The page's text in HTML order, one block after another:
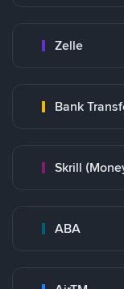
Zelle
Bank
Skrill
ABA